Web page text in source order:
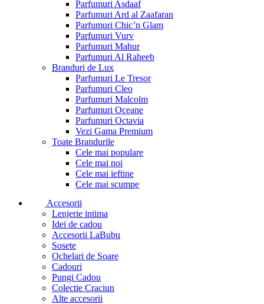
Parfumuri Asdaaf
Parfumuri Ard al Zaafaran
Parfumuri Chic’n Glam
Parfumuri Vurv
Parfumuri Mahur
Parfumuri Al Raheeb
Branduri de Lux
Parfumuri Le Tresor
Parfumuri Cleo
Parfumuri Malcolm
Parfumuri Oceane
Parfumuri Octavia
Vezi Gama Premium
Toate Brandurile
Cele mai populare
Cele mai noi
Cele mai ieftine
Cele mai scumpe
Accesorii
Lenjerie intima
Idei de cadou
Accesorii LaBubu
Sosete
Ochelari de Soare
Cadouri
Pungi Cadou
Colectie Craciun
Alte accesorii